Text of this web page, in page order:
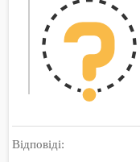
Відповіді: